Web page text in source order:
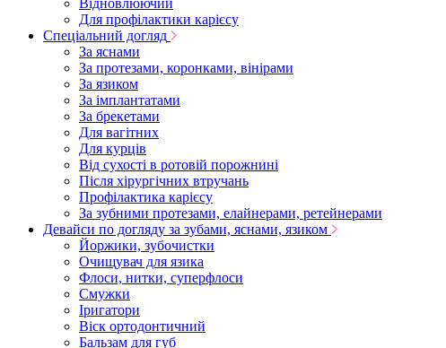
Відновлюючий
Для профілактики карієсу
Спеціальний догляд
За яснами
За протезами, коронками, вінірами
За язиком
За імплантатами
За брекетами
Для вагітних
Для курців
Від сухості в ротовій порожнині
Після хірургічних втручань
Профілактика карієсу
За зубними протезами, елайнерами, ретейнерами
Девайси по догляду за зубами, яснами, язиком
Йоржики, зубочистки
Очищувач для язика
Флоси, нитки, суперфлоси
Смужки
Іригатори
Віск ортодонтичний
Бальзам для губ